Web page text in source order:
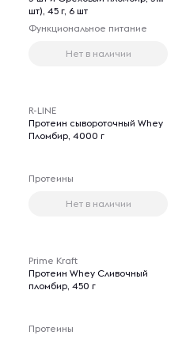
шт), 45 г, 6 шт
Функциональное питание
Нет в наличии
R-LINE
Протеин сывороточный Whey
Пломбир, 4000 г
Протеины
Нет в наличии
Prime Kraft
Протеин Whey Сливочный
пломбир, 450 г
Протеины